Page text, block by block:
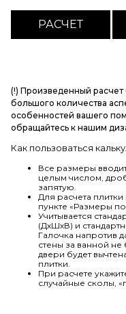
(!) Произведенный
большого количества
особенностей вашего
обращайтесь к нашим
Как пользоваться
Все размеры
целым числом,
запятую.
Для расчета
пункте «Размеры
Учитывается
(ДхШхВ) и
Галочка напротив
стены за ванной
двери будет
плитки.
При расчете
случайные сколы,